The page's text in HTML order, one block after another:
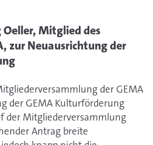
Mitglied des
zur Neuausrichtung der
der GEMA
der GEMA Kulturförderung
der Mitgliederversammlung
Antrag breite